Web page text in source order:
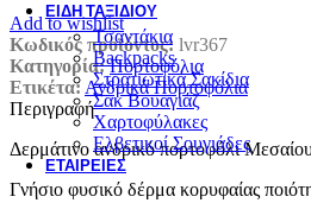
ΕΊΔΗ ΤΑΞΙΔΙΟΎ
Τσαντάκια
Backpacks
Στρατιωτικά Σακίδια
Σακ Βουαγιάζ
Χαρτοφύλακες
Ελβετικοί Σουγιάδες
ΕΤΑΙΡΕΊΕΣ
Add to wishlist
Κωδικός προϊόντος: lvr367
Κατηγορία: Πορτοφόλια
Ετικέτα: Ανδρικά Πορτοφόλια
Περιγραφή
Δερμάτινο ανδρικό πορτοφόλι
Γνήσιο φυσικό δέρμα κορυφαίας